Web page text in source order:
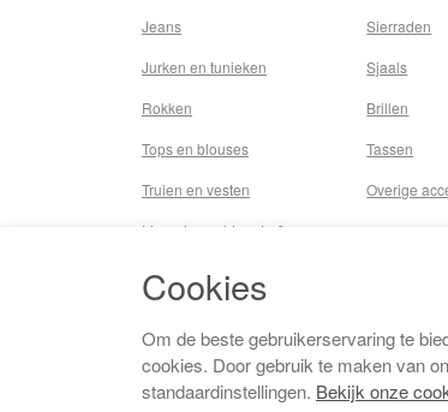
Jeans
Jurken en tunieken
Rokken
Tops en blouses
Truien en vesten
Lingerie,nachtmode &
Badkleding
Beenmode
Vermaakkosten
Sierraden
Sjaals
Brillen
Tassen
Overige
Cookies
Om de beste gebruikerservaring te
cookies. Door gebruik te maken van
standaardinstellingen. Bekijk onze